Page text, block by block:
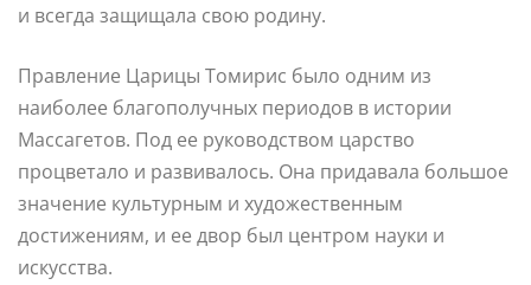
и всегда защищала свою родину.
Правление Царицы Томирис было одним из
наиболее благополучных периодов в истории
Массагетов. Под ее руководством царство
процветало и развивалось. Она придавала большое
значение культурным и художественным
достижениям, и ее двор был центром науки и
искусства.